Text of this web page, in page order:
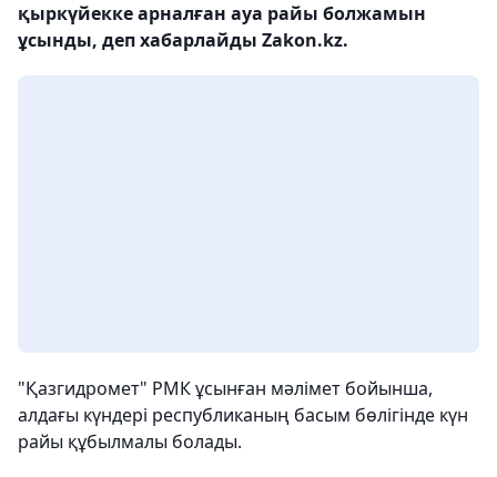
қыркүйекке арналған ауа райы болжамын
ұсынды, деп хабарлайды Zakon.kz.
"Қазгидромет" РМК ұсынған мәлімет бойынша,
алдағы күндері республиканың басым бөлігінде күн
райы құбылмалы болады.